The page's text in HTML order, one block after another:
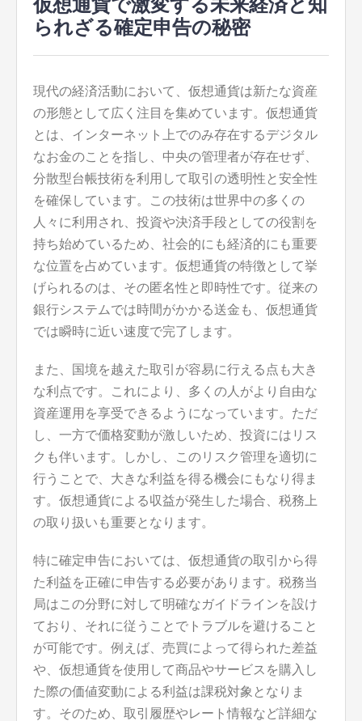
られざる確定申告の秘密
現代の経済活動において、仮想通貨は新たな資産
の形態として広く注目を集めています。 仮想通貨
とは、インターネット上でのみ存在するデジタル
なお金のことを指し、中央の管理者が存在せず、
分散型台帳技術を利用して取引の透明性と安全性
を確保しています。この技術は世界中の多くの
人々に利用され、投資や決済手段としての役割を
持ち始めているため、社会的にも経済的にも重要
な位置を占めています。仮想通貨の特徴として挙
げられるのは、その匿名性と即時性です。従来の
銀行システムでは時間がかかる送金も、仮想通貨
では瞬時に近い速度で完了します。
また、国境を越えた取引が容易に行える点も大き
な利点です。これにより、多くの人がより自由な
資産運用を享受できるようになっています。ただ
し、一方で価格変動が激しいため、投資にはリス
クも伴います。しかし、このリスク管理を適切に
行うことで、大きな利益を得る機会にもなり得ま
す。仮想通貨による収益が発生した場合、税務上
の取り扱いも重要となります。
特に確定申告においては、仮想通貨の取引から得
た利益を正確に申告する必要があります。税務当
局はこの分野に対して明確なガイドラインを設け
ており、それに従うことでトラブルを避けること
が可能です。例えば、売買によって得られた差益
や、仮想通貨を使用して商品やサービスを購入し
た際の価値変動による利益は課税対象となりま
す。そのため、取引履歴やレート情報など詳細な